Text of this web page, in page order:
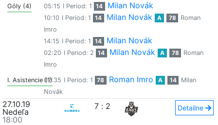
Góly (4) 05:15 I Period: 1 14 Milan Novák
10:10 I Period: 1 14 Milan Novák A 78
Roman
Imro
14:15 I Period: 1 14 Milan Novák
02:20 I Period: 2 14 Milan Novák A 78
Roman
Imro
I. Asistencie (1)02:35 I Period: 1 78 Roman Imro A 14
Milan
Novák
27.10.19
Nedeľa
18:00
7 : 2 Detailne